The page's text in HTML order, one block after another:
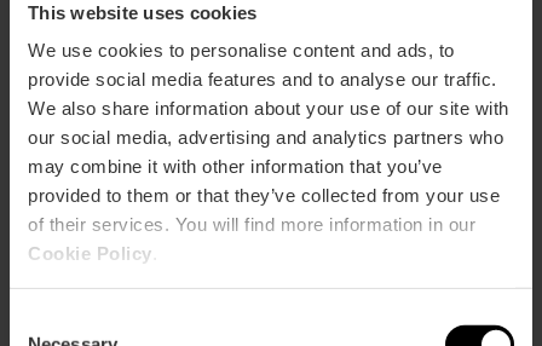
This website uses cookies
We use cookies to personalise content and ads, to
provide social media features and to analyse our traffic.
We also share information about your use of our site with
our social media, advertising and analytics partners who
may combine it with other information that you’ve
provided to them or that they’ve collected from your use
of their services. You will find more information in our
Cookie Policy
de
València
02/10/2026
espectáculo
en
el
Restaurante
de
València
Talleres de horchata artesanal
en Alboraya con Món Orxata
Del 06/06/2026 al
06/06/2027
Talleres
de
horchata
artesanal
en
Alboraya
con
Món
Sesión
improvisación